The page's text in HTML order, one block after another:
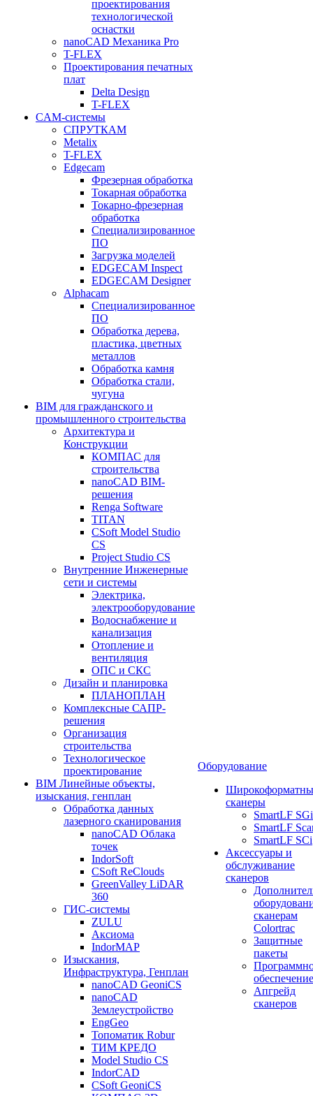
проектирования
технологической
оснастки
nanoCAD Механика Pro
T-FLEX
Проектирования печатных
плат
Delta Design
T-FLEX
CAM-системы
СПРУТКAM
Metalix
T-FLEX
Edgecam
Фрезерная обработка
Токарная обработка
Токарно-фрезерная
обработка
Специализированное
ПО
Загрузка моделей
EDGECAM Inspect
EDGECAM Designer
Alphacam
Специализированное
ПО
Обработка дерева,
пластика, цветных
металлов
Обработка камня
Обработка стали,
чугуна
BIM для гражданского и
промышленного строительства
Архитектура и
Конструкции
КОМПАС для
строительства
nanoCAD BIM-
решения
Renga Software
TITAN
CSoft Model Studio
CS
Project Studio CS
Внутренние Инженерные
сети и системы
Электрика,
электрооборудование
Водоснабжение и
канализация
Отопление и
вентиляция
ОПС и СКС
Дизайн и планировка
ПЛАНОПЛАН
Комплексные САПР-
решения
Организация
строительства
Технологическое
проектирование
BIM Линейные объекты,
изыскания, генплан
Обработка данных
лазерного сканирования
nanoCAD Облака
точек
IndorSoft
CSoft ReClouds
GreenValley LiDAR
360
ГИС-системы
ZULU
Аксиома
IndorMAP
Изыскания,
Инфраструктура, Генплан
nanoCAD GeoniCS
nanoCAD
Землеустройство
EngGeo
Топоматик Robur
ТИМ КРЕДО
Model Studio CS
IndorCAD
CSoft GeoniCS
Оборудование
сканеры
SmartLF SGi
SmartLF
SmartLF SCi
Аксессуары и
обслуживание
сканеров
сканерам
Colortrac
Защитные
пакеты
обеспечение
Апгрейд
сканеров